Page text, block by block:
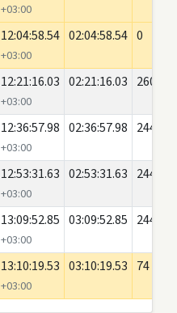
+03:00
12:04:58.54
+03:00
02:04:58.54 0
12:21:16.03
+03:00
02:21:16.03 2600
12:36:57.98
+03:00
02:36:57.98 2442
12:53:31.63
+03:00
02:53:31.63 2442
13:09:52.85
+03:00
03:09:52.85 2442
13:10:19.53
+03:00
03:10:19.53 74